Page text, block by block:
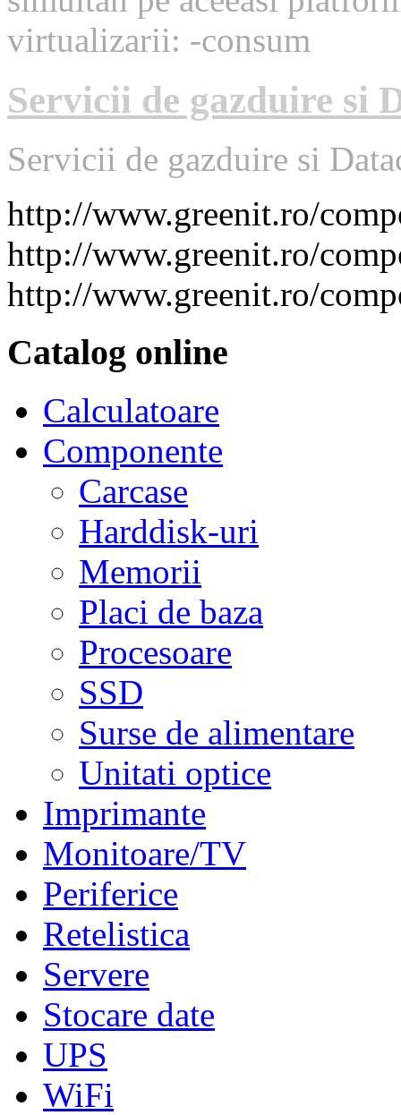
virtualizarii: -consum
Servicii de gazduire si
Servicii de gazduire si
http://www.greenit.ro/
http://www.greenit.ro/
http://www.greenit.ro/
Catalog online
Calculatoare
Componente
Carcase
Harddisk-uri
Memorii
Placi de baza
Procesoare
SSD
Surse de alimentare
Unitati optice
Imprimante
Monitoare/TV
Periferice
Retelistica
Servere
Stocare date
UPS
WiFi